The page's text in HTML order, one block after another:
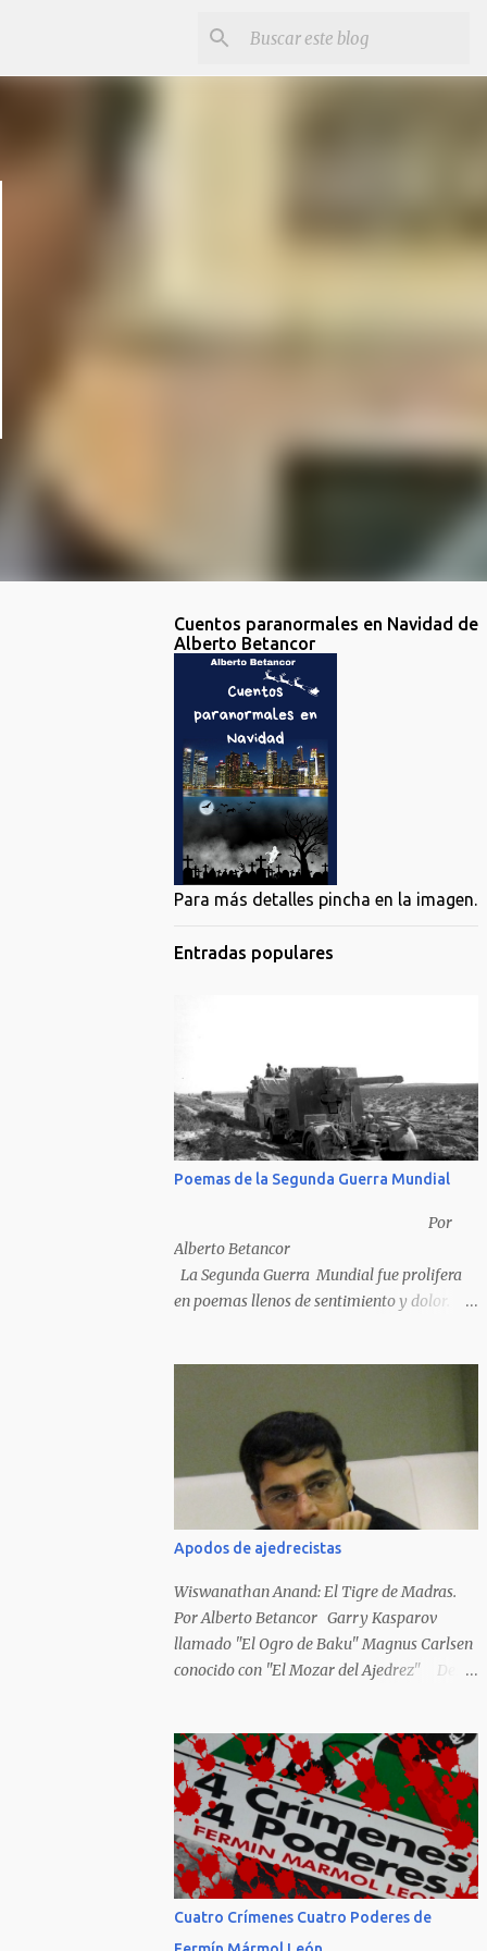
Cuentos paranormales en Navidad de
Alberto Betancor
Para más detalles pincha en la imagen.
Entradas populares
Poemas de la Segunda Guerra Mundial
Por
Alberto Betancor
La Segunda Guerra Mundial fue prolifera
en poemas llenos de sentimiento y dolor.
en muchos casos destruidos por las llamas
del fuego como sucedió con los generales y
poetas japoneses Masaharu Homma y
Hideky Tojo. Mejor suerte no corrieron los
poetas alemanes, italianos o los franceses
que acariciaron la causa nacional socialista,
sus nombres con sus escritos de...
Apodos de ajedrecistas
Wiswanathan Anand: El Tigre de Madras.
Por Alberto Betancor Garry Kasparov
llamado "El Ogro de Baku" Magnus Carlsen
conocido con "El Mozar del Ajedrez" Desde
colocar apodos, motes, alias,sobrenombres,
seudónimos, apelativos y remoquetes. El
juego ciencia no escapa de esto y hemos
tenido una serie de apodos para las estrellas
del ajedrez, en algunos casos muy
originales. Aquí les dejo una breve lista con
algunos de los nombres de los más
Cuatro Crímenes Cuatro Poderes de